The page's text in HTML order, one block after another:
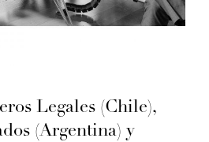
Legales (Chile),
(Argentina) y